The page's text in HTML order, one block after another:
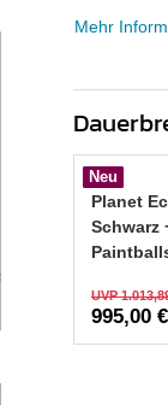
Mehr
Neu
Planet
Schwarz
UVP
995,00